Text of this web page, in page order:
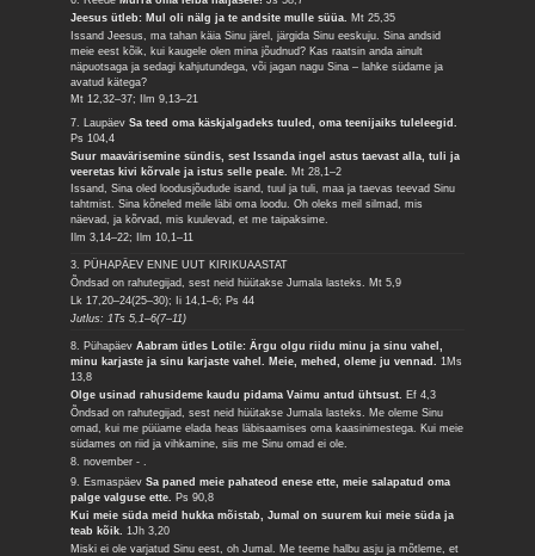
Jeesus ütleb: Mul oli nälg ja te andsite mulle süüa. Mt 25,35
Issand Jeesus, ma tahan käia Sinu järel, järgida Sinu eeskuju. Sina andsid
meie eest kõik, kui kaugele olen mina jõudnud? Kas raatsin anda ainult
näpuotsaga ja sedagi kahjutundega, või jagan nagu Sina – lahke südame ja
avatud kätega?
Mt 12,32–37; Ilm 9,13–21
7. LaupäevSa teed oma käskjalgadeks tuuled, oma teenijaiks tuleleegid.
Ps 104,4
Suur maavärisemine sündis, sest Issanda ingel astus taevast alla, tuli ja
veeretas kivi kõrvale ja istus selle peale. Mt 28,1–2
Issand, Sina oled loodusjõudude isand, tuul ja tuli, maa ja taevas teevad Sinu
tahtmist. Sina kõneled meile läbi oma loodu. Oh oleks meil silmad, mis
näevad, ja kõrvad, mis kuulevad, et me taipaksime.
Ilm 3,14–22; Ilm 10,1–11
3. PÜHAPÄEV ENNE UUT KIRIKUAASTAT
Õndsad on rahutegijad, sest neid hüütakse Jumala lasteks. Mt 5,9
Lk 17,20–24(25–30); Ii 14,1–6; Ps 44
Jutlus: 1Ts 5,1–6(7–11)
8. PühapäevAabram ütles Lotile: Ärgu olgu riidu minu ja sinu vahel,
minu karjaste ja sinu karjaste vahel. Meie, mehed, oleme ju vennad.1Ms
13,8
Olge usinad rahusideme kaudu pidama Vaimu antud ühtsust. Ef 4,3
Õndsad on rahutegijad, sest neid hüütakse Jumala lasteks. Me oleme Sinu
omad, kui me püüame elada heas läbisaamises oma kaasinimestega. Kui meie
südames on riid ja vihkamine, siis me Sinu omad ei ole.
8. november - .
9. EsmaspäevSa paned meie pahateod enese ette, meie salapatud oma
palge valguse ette. Ps 90,8
Kui meie süda meid hukka mõistab, Jumal on suurem kui meie süda ja
teab kõik.1Jh 3,20
Miski ei ole varjatud Sinu eest, oh Jumal. Me teeme halbu asju ja mõtleme, et